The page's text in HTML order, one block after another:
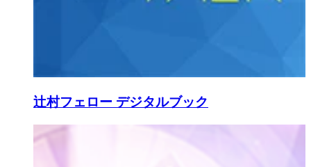
辻村フェロー デジタルブック